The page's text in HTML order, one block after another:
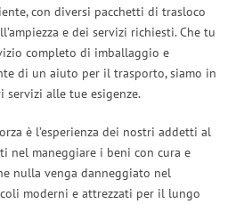
con diversi pacchetti di trasloco
e dei servizi richiesti. Che tu
completo di imballaggio e
di un aiuto per il trasporto, siamo in
alle tue esigenze.
è l’esperienza dei nostri addetti al
nel maneggiare i beni con cura e
nulla venga danneggiato nel
moderni e attrezzati per il lungo